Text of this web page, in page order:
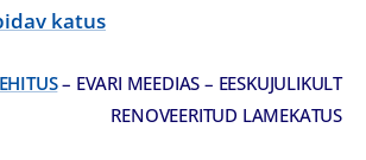
katus
– EVARI MEEDIAS – EESKUJULIKULT
RENOVEERITUD LAMEKATUS